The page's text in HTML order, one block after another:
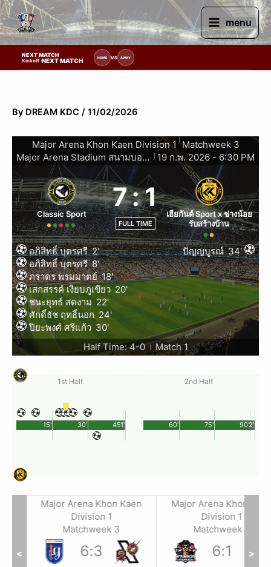
Skip
to
content
menu
NEXT MATCH
Kickoff :NEXT MATCH HOME VS AWAY
ยการแข่งขัน | รอระบุวันแข่งขัน | รอข้อมูลทีมแข่งขัน
By DREAM KDC / 11/02/2026
Major Arena Khon Kaen Division 1
Matchweek 3
Major Arena Stadium สนามบอลหญ้าเทียมในร่มขอนแก่น
19 ก.พ. 2026 - 6:30 PM
Classic Sport
7:1
FULL TIME
เฮียกันต์ Sport x ช่างน้อย
รับสร้างบ้าน
อภิสิทธิ์ บุตรศรี 2'
อภิสิทธิ์ บุตรศรี 8'
ภราดร พรมมาตย์ 18'
เสกสรรค์ เงียบภูเขียว 20'
ชนะยุทธ์ สดงาม 22'
ศักดิ์ธัช ฤทธิ์นอก 24'
ปิยะพงศ์ ศรีแก้ว 30'
ปัญญบูรณ์ 34'
Half Time: 4-0 Match 1
1st Half
45'
15' 30' 1'
2nd Half
90'
60' 75' 2'
Major Arena Khon Kaen
Division 1
Matchweek 3
6:3
Major Arena Khon
Division 1
Matchweek 3
6:1
< >